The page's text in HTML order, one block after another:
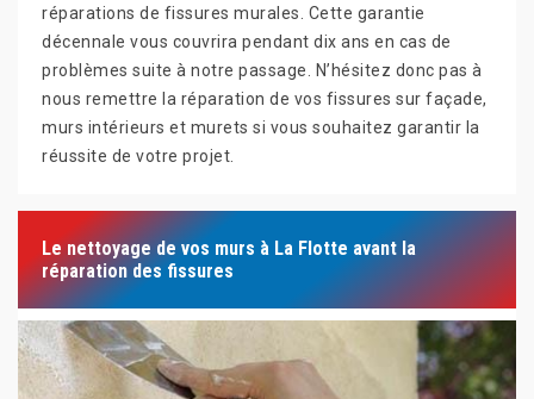
réparations de fissures murales. Cette garantie
décennale vous couvrira pendant dix ans en cas de
problèmes suite à notre passage. N’hésitez donc pas à
nous remettre la réparation de vos fissures sur façade,
murs intérieurs et murets si vous souhaitez garantir la
réussite de votre projet.
Le nettoyage de vos murs à La Flotte avant la
réparation des fissures